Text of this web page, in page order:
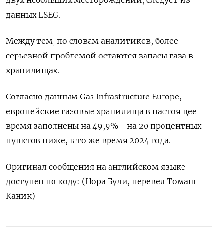
данных LSEG.
Между тем, по словам аналитиков, более
серьезной проблемой остаются запасы газа в
хранилищах.
Согласно данным Gas Infrastructure Europe,
европейские газовые хранилища в настоящее
время заполнены на 49,9% - на 20 процентных
пунктов ниже, в то же время 2024 года.
Оригинал сообщения на английском языке
доступен по коду: (Нора Були, перевел Томаш
Каник)